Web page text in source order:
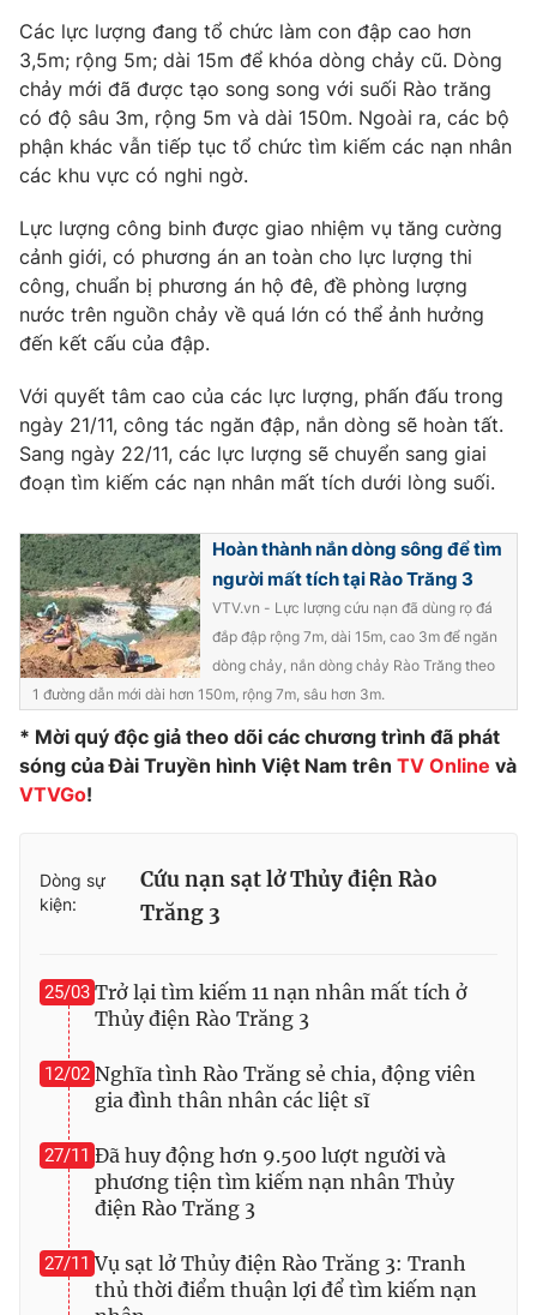
Sản phẩm
Thị trường
Tư vấn
Lịch phát sóng
Chuyên mục khác
Photo Infographic
Video
VTV Money VTV Thể thao
VTV Sức khoẻ Bất động sản
Thị trường 24h Tấm lòng Việt
VTV4 Vươn mình bằng AI
VTV9 VTV8
Liên hệ tòa soạn English
THỜI BÁO VTV
Theo dõi báo trên
Cơ quan chủ quản:Đài Truyền hình Việt Nam
Cơ quan báo chí:Thời báo VTV
Giấy phép hoạt động báo in và báo điện tử số 483/GP-BTTTT
cấp ngày 29/12/2023
Tổng Biên tập: Vũ Thanh Thủy
Phó Tổng Biên tập:
Nguyễn Trọng Ninh
Tổng đài VTV: 024.38 355 931 - 024.38 355 932
Các lực lượng đang tổ chức làm con đập cao hơn
3,5m; rộng 5m; dài 15m để khóa dòng chảy cũ. Dòng
chảy mới đã được tạo song song với suối Rào trăng
có độ sâu 3m, rộng 5m và dài 150m. Ngoài ra, các bộ
phận khác vẫn tiếp tục tổ chức tìm kiếm các nạn nhân
các khu vực có nghi ngờ.
Lực lượng công binh được giao nhiệm vụ tăng cường
cảnh giới, có phương án an toàn cho lực lượng thi
công, chuẩn bị phương án hộ đê, đề phòng lượng
nước trên nguồn chảy về quá lớn có thể ảnh hưởng
đến kết cấu của đập.
Với quyết tâm cao của các lực lượng, phấn đấu trong
ngày 21/11, công tác ngăn đập, nắn dòng sẽ hoàn tất.
Sang ngày 22/11, các lực lượng sẽ chuyển sang giai
đoạn tìm kiếm các nạn nhân mất tích dưới lòng suối.
Hoàn thành nắn dòng sông để tìm
người mất tích tại Rào Trăng 3
VTV.vn - Lực lượng cứu nạn đã dùng rọ đá
đắp đập rộng 7m, dài 15m, cao 3m để ngăn
dòng chảy, nắn dòng chảy Rào Trăng theo
1 đường dẫn mới dài hơn 150m, rộng 7m, sâu hơn 3m.
* Mời quý độc giả theo dõi các chương trình đã phát
sóng của Đài Truyền hình Việt Nam trên TV Online và
VTVGo!
Dòng sự
kiện:
Cứu nạn sạt lở Thủy điện Rào
Trăng 3
25/03 Trở lại tìm kiếm 11 nạn nhân mất tích ở
Thủy điện Rào Trăng 3
12/02 Nghĩa tình Rào Trăng sẻ chia, động viên
gia đình thân nhân các liệt sĩ
27/11 Đã huy động hơn 9.500 lượt người và
phương tiện tìm kiếm nạn nhân Thủy
điện Rào Trăng 3
27/11 Vụ sạt lở Thủy điện Rào Trăng 3: Tranh
thủ thời điểm thuận lợi để tìm kiếm nạn